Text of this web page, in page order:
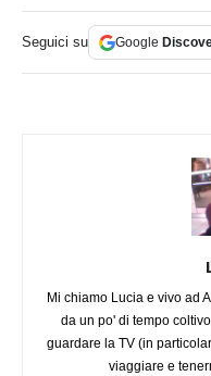
Seguici su Google
Mi chiamo Lucia e vivo ad
da un po' di tempo
guardare la TV (in
viaggiare e